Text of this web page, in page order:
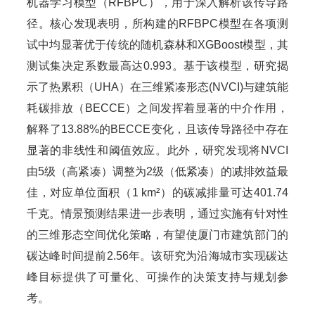
机器学习模型（RFBPC），用于深入解析该传导路
径。核心发现表明，所构建的RFBPC模型在各项测
试中均显著优于传统的随机森林和XGBoost模型，其
测试集决定系数最高达0.993。基于该模型，研究揭
示了热累积（UHA）在三维紧凑形态(NVCI)与建筑能
耗碳排放（BECCE）之间发挥着显著的中介作用，
解释了13.88%的BECCE变化，且该传导路径中存在
显著的非线性和阈值效应。此外，研究发现将NVCI
由5级（高紧凑）调整为2级（低紧凑）的减排效益最
佳，对应单位面积（1 km²）的碳减排量可达401.74
千克。情景预测结果进一步表明，通过实施有针对性
的三维形态空间优化策略，有望使厦门市建筑部门的
碳达峰时间提前2.56年。该研究为沿海城市实现碳达
峰目标提供了可量化、可操作的决策支持与规划参
考。